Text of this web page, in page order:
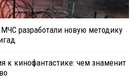
разработали новую методику
к кинофантастике: чем знаменит